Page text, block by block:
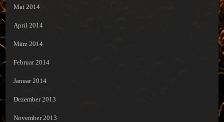
Mai 2014
April 2014
März 2014
Februar 2014
Januar 2014
Dezember 2013
November 2013